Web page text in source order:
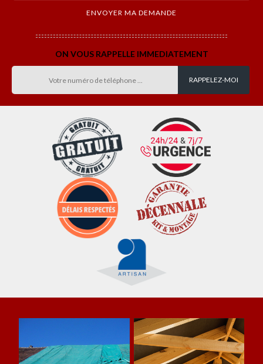
ON VOUS RAPPELLE IMMEDIATEMENT